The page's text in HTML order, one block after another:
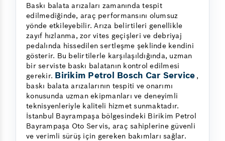
Baskı balata arızaları zamanında tespit
edilmediğinde, araç performansını olumsuz
yönde etkileyebilir. Arıza belirtileri genellikle
zayıf hızlanma, zor vites geçişleri ve debriyaj
pedalında hissedilen sertleşme şeklinde kendini
gösterir. Bu belirtilerle karşılaşıldığında, uzman
bir serviste baskı balatanın kontrol edilmesi
gerekir. Birikim Petrol Bosch Car Service ,
baskı balata arızalarının tespiti ve onarımı
konusunda uzman ekipmanları ve deneyimli
teknisyenleriyle kaliteli hizmet sunmaktadır.
İstanbul Bayrampaşa bölgesindeki Birikim Petrol
Bayrampaşa Oto Servis, araç sahiplerine güvenli
ve verimli sürüş için gereken bakımları sağlar.